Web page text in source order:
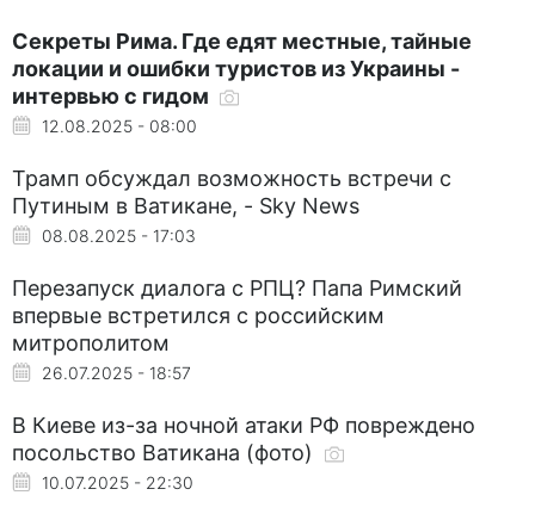
Секреты Рима. Где едят местные, тайные
локации и ошибки туристов из Украины -
интервью с гидом
12.08.2025 - 08:00
Трамп обсуждал возможность встречи с
Путиным в Ватикане, - Sky News
08.08.2025 - 17:03
Перезапуск диалога с РПЦ? Папа Римский
впервые встретился с российским
митрополитом
26.07.2025 - 18:57
В Киеве из-за ночной атаки РФ повреждено
посольство Ватикана (фото)
10.07.2025 - 22:30